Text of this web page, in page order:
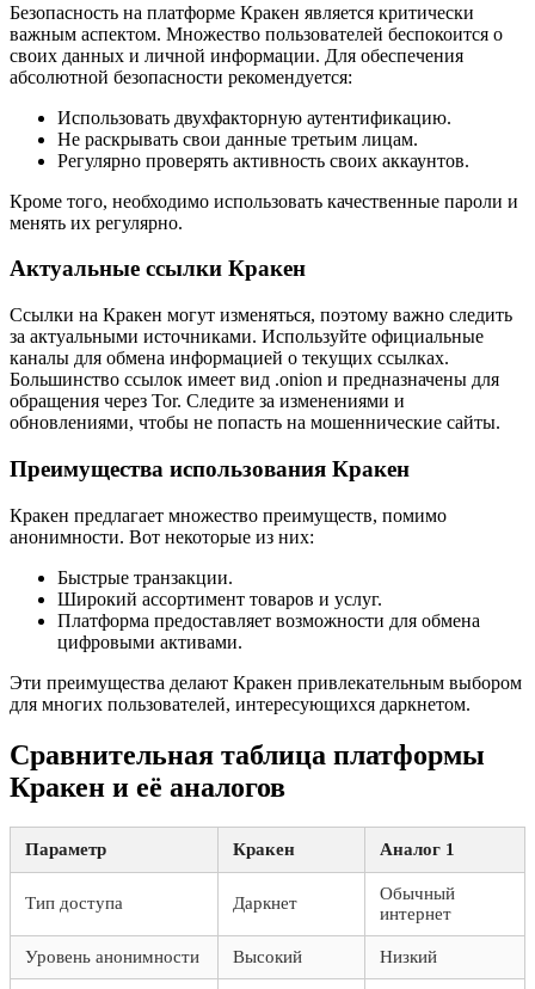
Безопасность на платформе Кракен является критически
важным аспектом. Множество пользователей беспокоится о
своих данных и личной информации. Для обеспечения
абсолютной безопасности рекомендуется:
Использовать двухфакторную аутентификацию.
Не раскрывать свои данные третьим лицам.
Регулярно проверять активность своих аккаунтов.
Кроме того, необходимо использовать качественные пароли и
менять их регулярно.
Актуальные ссылки Кракен
Ссылки на Кракен могут изменяться, поэтому важно следить
за актуальными источниками. Используйте официальные
каналы для обмена информацией о текущих ссылках.
Большинство ссылок имеет вид .onion и предназначены для
обращения через Tor. Следите за изменениями и
обновлениями, чтобы не попасть на мошеннические сайты.
Преимущества использования Кракен
Кракен предлагает множество преимуществ, помимо
анонимности. Вот некоторые из них:
Быстрые транзакции.
Широкий ассортимент товаров и услуг.
Платформа предоставляет возможности для обмена
цифровыми активами.
Эти преимущества делают Кракен привлекательным выбором
для многих пользователей, интересующихся даркнетом.
Сравнительная таблица платформы
Кракен и её аналогов
Параметр Кракен Аналог 1
Тип доступа Даркнет
Обычный
интернет
Уровень анонимности Высокий Низкий